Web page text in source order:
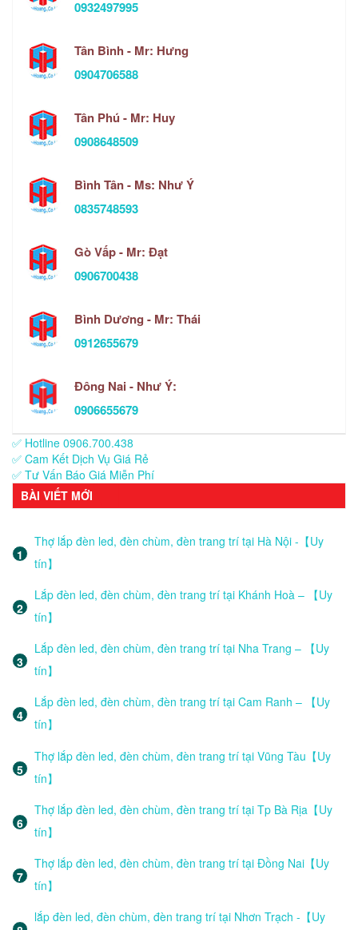
0932497995
Tân Bình - Mr: Hưng
0904706588
Tân Phú - Mr: Huy
0908648509
Bình Tân - Ms: Như Ý
0835748593
Gò Vấp - Mr: Đạt
0906700438
Bình Dương - Mr: Thái
0912655679
Đông Nai - Như Ý:
0906655679
✅ Hotline 0906.700.438
✅ Cam Kết Dịch Vụ Giá Rẻ
✅ Tư Vấn Báo Giá Miễn Phí
BÀI VIẾT MỚI
Thợ lắp đèn led, đèn chùm, đèn trang trí tại Hà Nội -【Uy
tín】
Lắp đèn led, đèn chùm, đèn trang trí tại Khánh Hoà – 【Uy
tín】
Lắp đèn led, đèn chùm, đèn trang trí tại Nha Trang – 【Uy
tín】
Lắp đèn led, đèn chùm, đèn trang trí tại Cam Ranh – 【Uy
tín】
Thợ lắp đèn led, đèn chùm, đèn trang trí tại Vũng Tàu【Uy
tín】
Thợ lắp đèn led, đèn chùm, đèn trang trí tại Tp Bà Rịa【Uy
tín】
Thợ lắp đèn led, đèn chùm, đèn trang trí tại Đồng Nai【Uy
tín】
lắp đèn led, đèn chùm, đèn trang trí tại Nhơn Trạch -【Uy